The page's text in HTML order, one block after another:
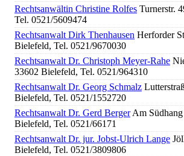
Rechtsanwältin Christine Rolfes Turnerstr.
Tel. 0521/5609474
Rechtsanwalt Dirk Thenhausen Herforder
Bielefeld, Tel. 0521/9670030
Rechtsanwalt Dr. Christoph Meyer-Rahe
33602 Bielefeld, Tel. 0521/964310
Rechtsanwalt Dr. Georg Schmalz
Bielefeld, Tel. 0521/1552720
Rechtsanwalt Dr. Gerd BergerAm
Bielefeld, Tel. 0521/66171
Rechtsanwalt Dr. jur. Jobst-Ulrich Lange
Bielefeld, Tel. 0521/3809806